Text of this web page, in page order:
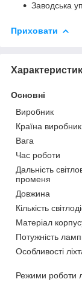
Заводська
Приховати
Основні
Виробник
Країна виробник
Вага
Час роботи
Дальність
променя
Довжина
Кількість
Матеріал
Потужність
Особливості
Режими роботи